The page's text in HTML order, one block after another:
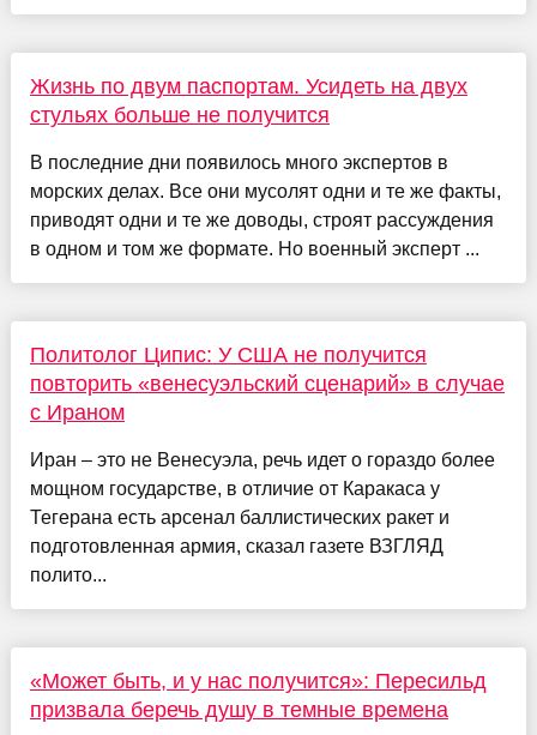
Жизнь по двум паспортам. Усидеть на двух
стульях больше не получится
В последние дни появилось много экспертов в
морских делах. Все они мусолят одни и те же факты,
приводят одни и те же доводы, строят рассуждения
в одном и том же формате. Но военный эксперт ...
Политолог Ципис: У США не получится
повторить «венесуэльский сценарий» в случае
с Ираном
Иран – это не Венесуэла, речь идет о гораздо более
мощном государстве, в отличие от Каракаса у
Тегерана есть арсенал баллистических ракет и
подготовленная армия, сказал газете ВЗГЛЯД
полито...
«Может быть, и у нас получится»: Пересильд
призвала беречь душу в темные времена